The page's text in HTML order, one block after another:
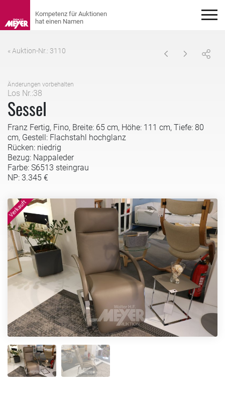
« Auktion-Nr.: 3110
Änderungen vorbehalten
Los Nr.:38
Sessel
Franz Fertig, Fino, Breite: 65 cm, Höhe: 111 cm, Tiefe: 80
cm, Gestell: Flachstahl hochglanz
Rücken: niedrig
Bezug: Nappaleder
Farbe: S6513 steingrau
NP: 3.345 €